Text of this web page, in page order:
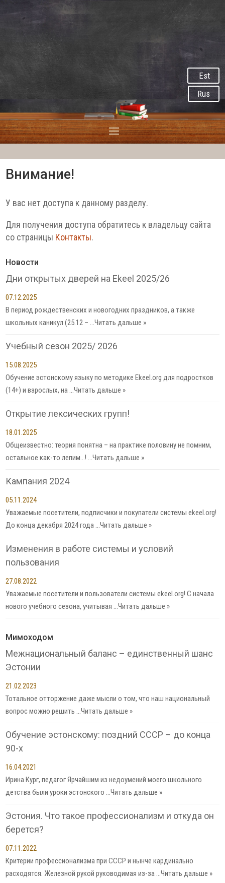
Est
Rus
Внимание!
У вас нет доступа к данному разделу.
Для получения доступа обратитесь к владельцу сайта
со страницы Контакты.
Новости
Дни открытых дверей на Ekeel 2025/26
07.12.2025
В период рождественских и новогодних праздников, а также
школьных каникул (25.12 – …Читать дальше »
Учебный сезон 2025/ 2026
15.08.2025
Обучение эстонскому языку по методике Ekeel.org для подростков
(14+) и взрослых, на …Читать дальше »
Открытие лексических групп!
18.01.2025
Общеизвестно: теория понятна – на практике половину не помним,
остальное как-то лепим…! …Читать дальше »
Кампания 2024
05.11.2024
Уважаемые посетители, подписчики и покупатели системы ekeel.org!
До конца декабря 2024 года …Читать дальше »
Изменения в работе системы и условий
пользования
27.08.2022
Уважаемые посетители и пользователи системы ekeel.org! С начала
нового учебного сезона, учитывая …Читать дальше »
Мимоходом
Межнациональный баланс – единственный шанс
Эстонии
21.02.2023
Тотальное отторжение даже мысли о том, что наш национальный
вопрос можно решить …Читать дальше »
Обучение эстонскому: поздний СССР – до конца
90-х
16.04.2021
Ирина Кург, педагог Ярчайшим из недоумений моего школьного
детства были уроки эстонского …Читать дальше »
Эстония. Что такое профессионализм и откуда он
берется?
07.11.2022
Критерии профессионализма при СССР и нынче кардинально
расходятся. Железной рукой руководимая из-за …Читать дальше »